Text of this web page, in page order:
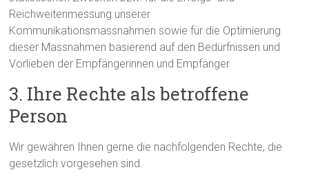
Reichweitenmessung unserer
Kommunikationsmassnahmen sowie für die Optimierung
dieser Massnahmen basierend auf den Bedürfnissen und
Vorlieben der Empfängerinnen und Empfänger.
3. Ihre Rechte als betroffene
Person
Wir gewähren Ihnen gerne die nachfolgenden Rechte, die
gesetzlich vorgesehen sind.